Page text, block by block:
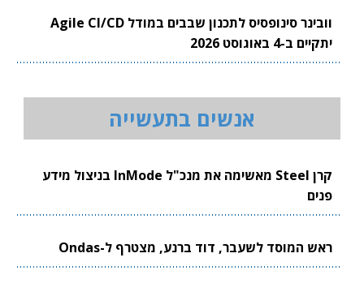
וובינר סינופסיס לתכנון שבבים במודל Agile CI/CD
יתקיים ב-4 באוגוסט 2026
אנשים בתעשייה
קרן Steel מאשימה את מנכ"ל InMode בניצול מידע
פנים
ראש המוסד לשעבר, דוד ברנע, מצטרף ל-Ondas